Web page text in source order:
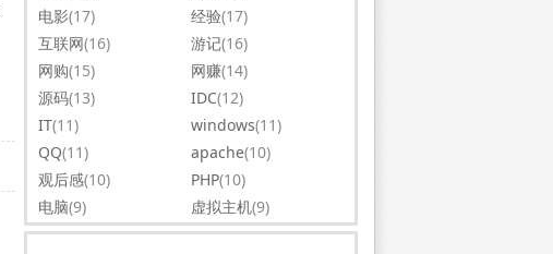
电影(17) 经验(17)
互联网(16) 游记(16)
网购(15) 网赚(14)
源码(13) IDC(12)
IT(11) windows(11)
QQ(11) apache(10)
观后感(10) PHP(10)
电脑(9) 虚拟主机(9)